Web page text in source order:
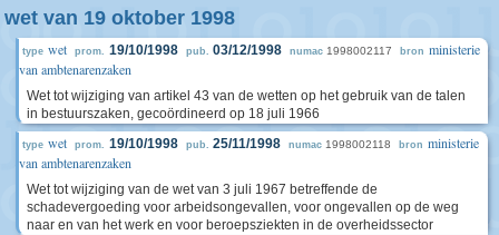
wet van 19 oktober 1998
type wet prom. 19/10/1998 pub. 03/12/1998 numac 1998002117 bron ministerie
van ambtenarenzaken
Wet tot wijziging van artikel 43 van de wetten op het gebruik van de talen
in bestuurszaken, gecoördineerd op 18 juli 1966
type wet prom. 19/10/1998 pub. 25/11/1998 numac 1998002118 bron ministerie
van ambtenarenzaken
Wet tot wijziging van de wet van 3 juli 1967 betreffende de
schadevergoeding voor arbeidsongevallen, voor ongevallen op de weg
naar en van het werk en voor beroepsziekten in de overheidssector